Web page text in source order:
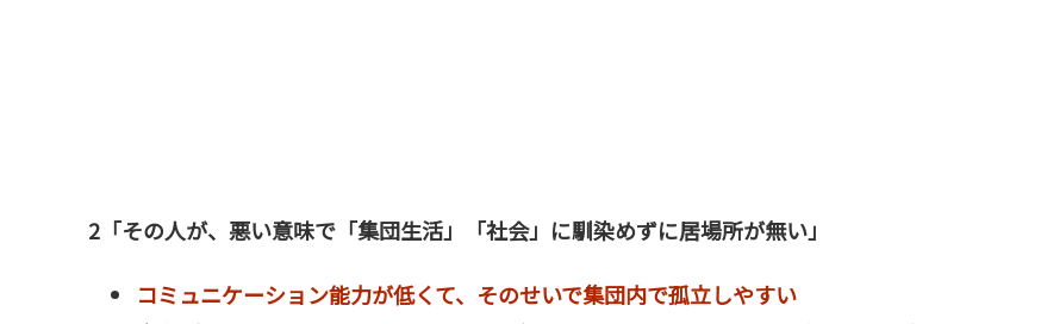
2「その人が、悪い意味で「集団生活」「社会」に馴染めずに居場所が無い」
コミュニケーション能力が低くて、そのせいで集団内で孤立しやすい